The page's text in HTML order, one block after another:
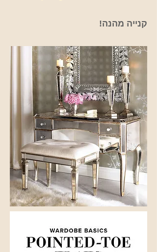
קנייה מהנה!